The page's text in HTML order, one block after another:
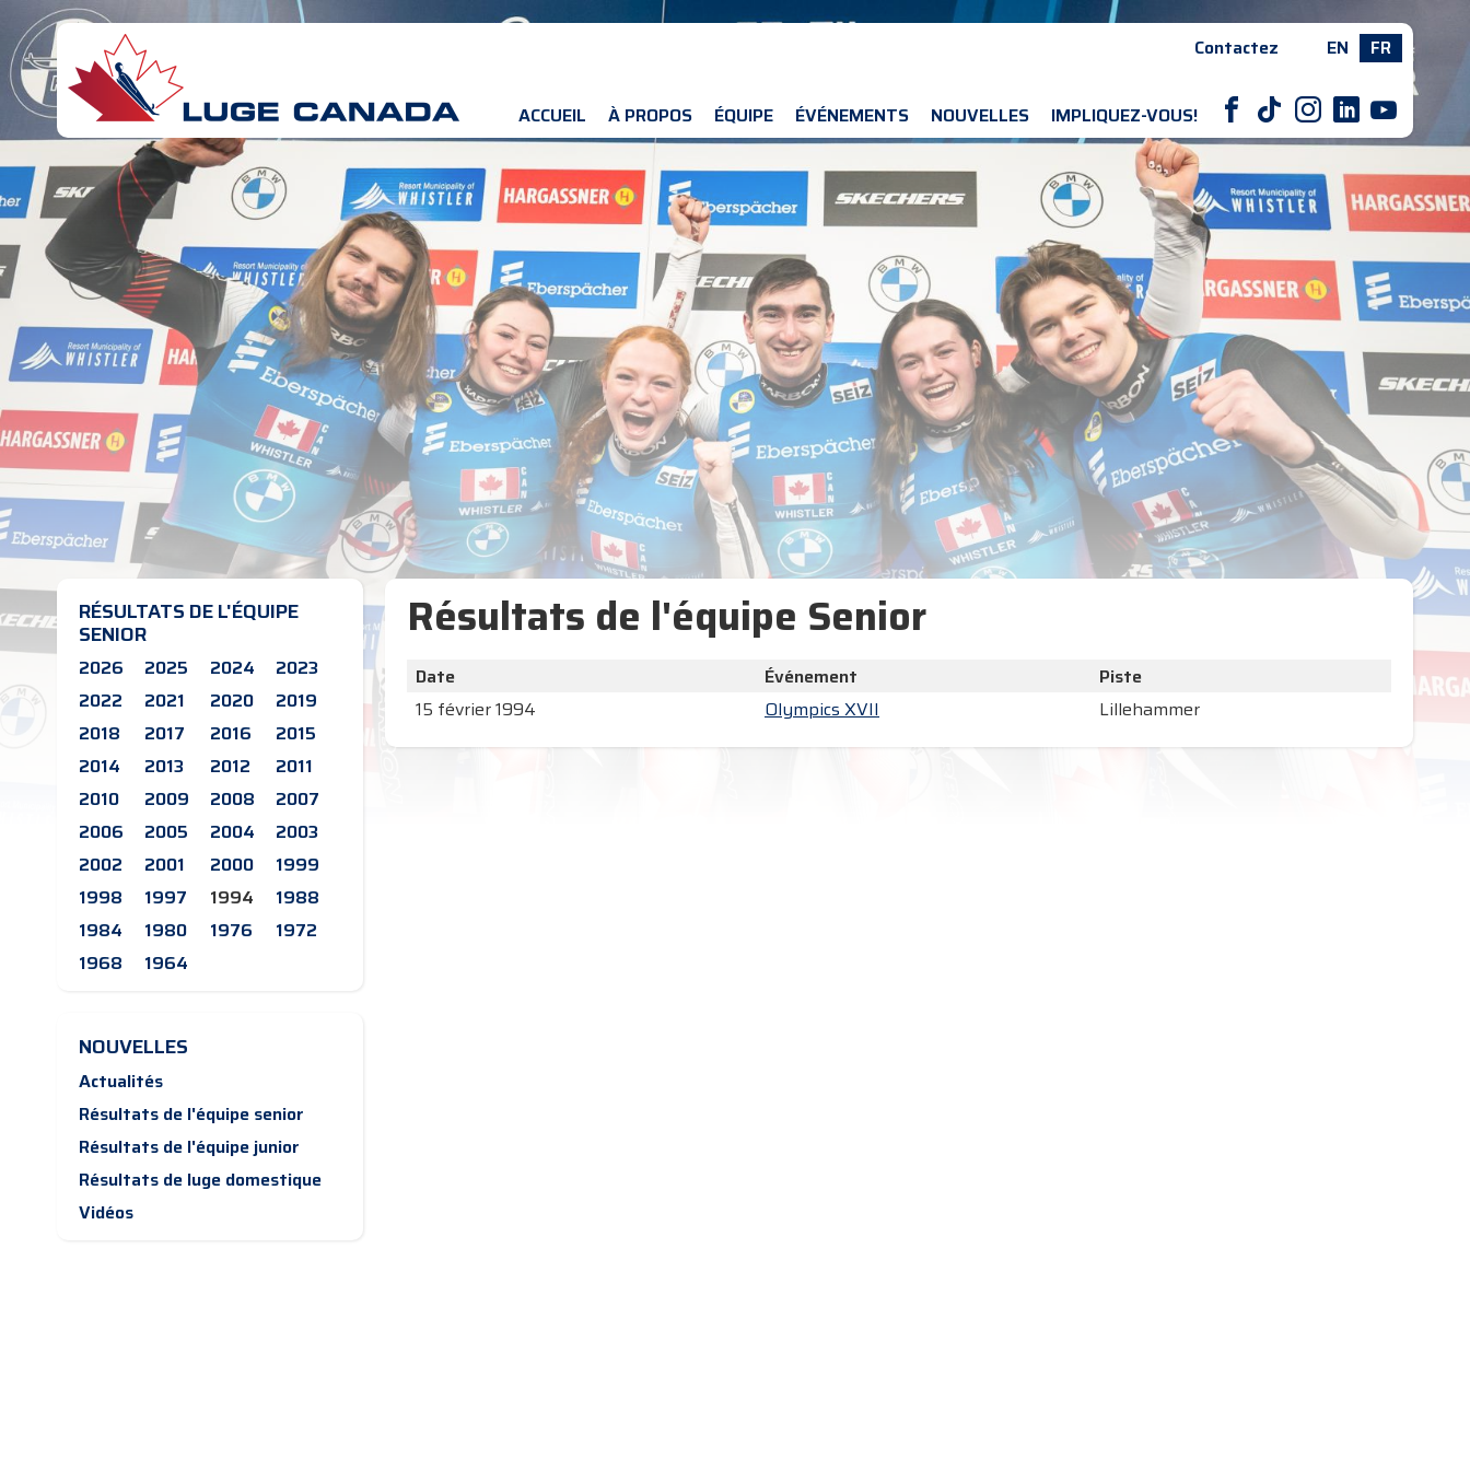
Contactez EN FR
ACCUEIL À PROPOS ÉQUIPE ÉVÉNEMENTS NOUVELLES IMPLIQUEZ-VOUS! F T I L Y
RÉSULTATS DE L'ÉQUIPE
SENIOR
2026 2025 2024
2023
2022
2021 2020
2019
2018
2017 2016
2015
2014
2013 2012
2011
2010
2009 2008
2007
2006
2005 2004
2003
2002
2001 2000
1999
1998
1997 1994
1988
1984
1980 1976
1972
1968
1964
NOUVELLES
Actualités
Résultats de l'équipe senior
Résultats de l'équipe junior
Résultats de luge domestique
Vidéos
Résultats de l'équipe Senior
Date Événement
Piste
15 février 1994
Olympics XVII Lillehammer